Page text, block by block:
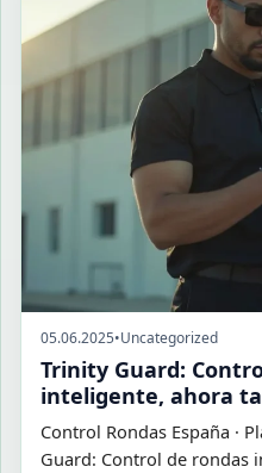
05.06.2025•Uncategorized
Trinity Guard:
inteligente, ahora
Control Rondas España ·
Guard: Control de rondas